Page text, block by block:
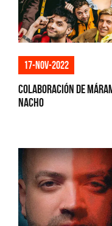
17-nov-2022
Colaboración de
Nacho